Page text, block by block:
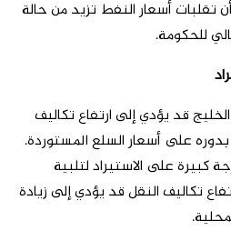
تقلبات أسعار النفط تزيد من حالة
للحكومة.
قد يؤدي إلى ارتفاع تكاليف
على أسعار السلع المستوردة.
كبيرة على الاستيراد لتلبية
تكاليف النقل قد يؤدي إلى زيادة